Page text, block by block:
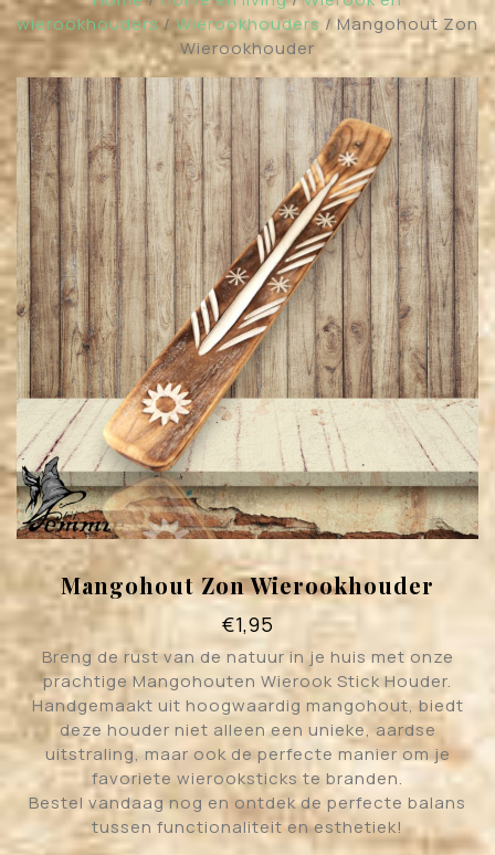
wierookhouders/Wierookhouders / Mangohout Zon
Wierookhouder
Mangohout Zon Wierookhouder
€1,95
Breng de rust van de natuur in je huis met onze
prachtige Mangohouten Wierook Stick Houder.
Handgemaakt uit hoogwaardig mangohout, biedt
deze houder niet alleen een unieke, aardse
uitstraling, maar ook de perfecte manier om je
favoriete wierooksticks te branden.
Bestel vandaag nog en ontdek de perfecte balans
tussen functionaliteit en esthetiek!